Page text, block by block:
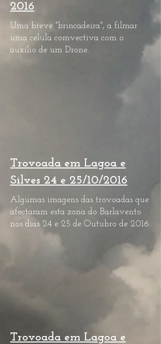
2016
Uma breve "brincadeira", a filmar
uma célula comvectiva com o
auxílio de um Drone.
Trovoada em Lagoa e
Silves 24 e 25/10/2016
Algumas imagens das trovoadas que
afectaram esta zona do Barlavento
nos dias 24 e 25 de Outubro de 2016.
Trovoada em Lagoa e